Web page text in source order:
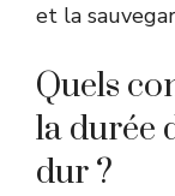
et la
Quels
la durée
dur ?